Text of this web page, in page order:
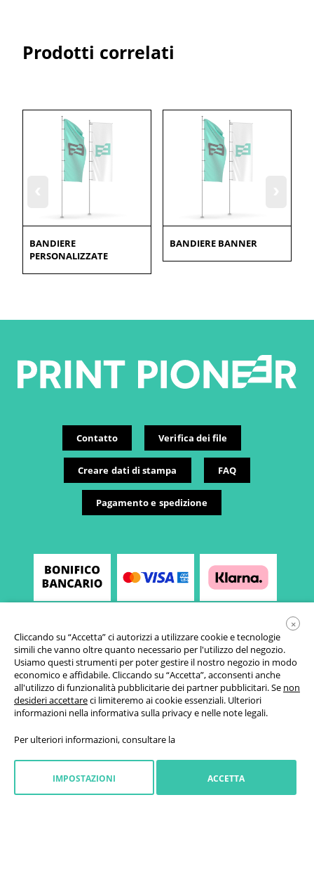
Prodotti correlati
BANDIERE
PERSONALIZZATE
BANDIERE BANNER
Contatto Verifica dei file
Creare dati di stampa FAQ
Pagamento e spedizione
Condizioni generali di vendita
Informazioni legali
×
Cliccando su “Accetta” ci autorizzi a utilizzare cookie e tecnologie
simili che vanno oltre quanto necessario per l'utilizzo del negozio.
Usiamo questi strumenti per poter gestire il nostro negozio in modo
economico e affidabile. Cliccando su “Accetta”, acconsenti anche
all'utilizzo di funzionalità pubblicitarie dei partner pubblicitari. Se non
desideri accettareci limiteremo ai cookie essenziali. Ulteriori
informazioni nella informativa sulla privacye nelle note legali.
Per ulteriori informazioni, consultare la
IMPOSTAZIONI ACCETTA